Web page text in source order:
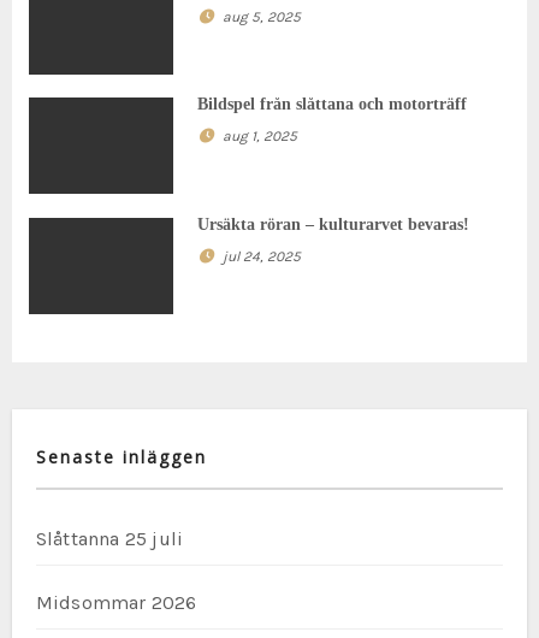
s
n
v
g
i
g
aug 5, 2025
Bildspel från slåttana och motorträff
aug 1, 2025
Ursäkta röran – kulturarvet bevaras!
jul 24, 2025
Senaste inläggen
Slåttanna 25 juli
Midsommar 2026